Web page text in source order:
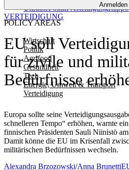
Anmelden
POLICY AREAS
Wirtschaft
Politik
Agrifood
Gesundheit
Tech
Energie, Umwelt & Transport
Verteidigung
UkrainePolitikVerteidigung
EU soll
für zivile und
Bedürfnisse
Europa sollte seine
schnelleren Tempo“ erhöhen, warnte
finnischen Präsidenten Sauli Niinistö
Damit könne die EU im Krisenfall
militärischen Bedürfnissen wechseln.
VERTEIDIGUNG
Alexandra Brzozowski/Anna Brunetti